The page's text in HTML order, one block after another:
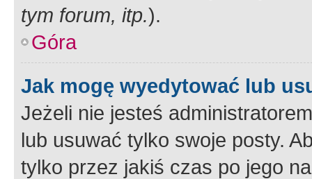
tym forum, itp.).
Góra
Jak mogę wyedytować lub
Jeżeli nie jesteś
lub usuwać tylko swoje posty.
tylko przez jakiś czas po jego